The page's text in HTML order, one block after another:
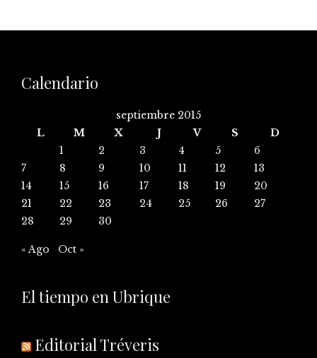
Calendario
septiembre 2015
L
M X J V S
D
1
2 3 4 5
6
7
8 9 10 11 12
13
14
15 16 17 18 19
20
21
22 23 24 25 26
27
28
29 30
« Ago Oct »
El tiempo en Ubrique
Editorial Tréveris